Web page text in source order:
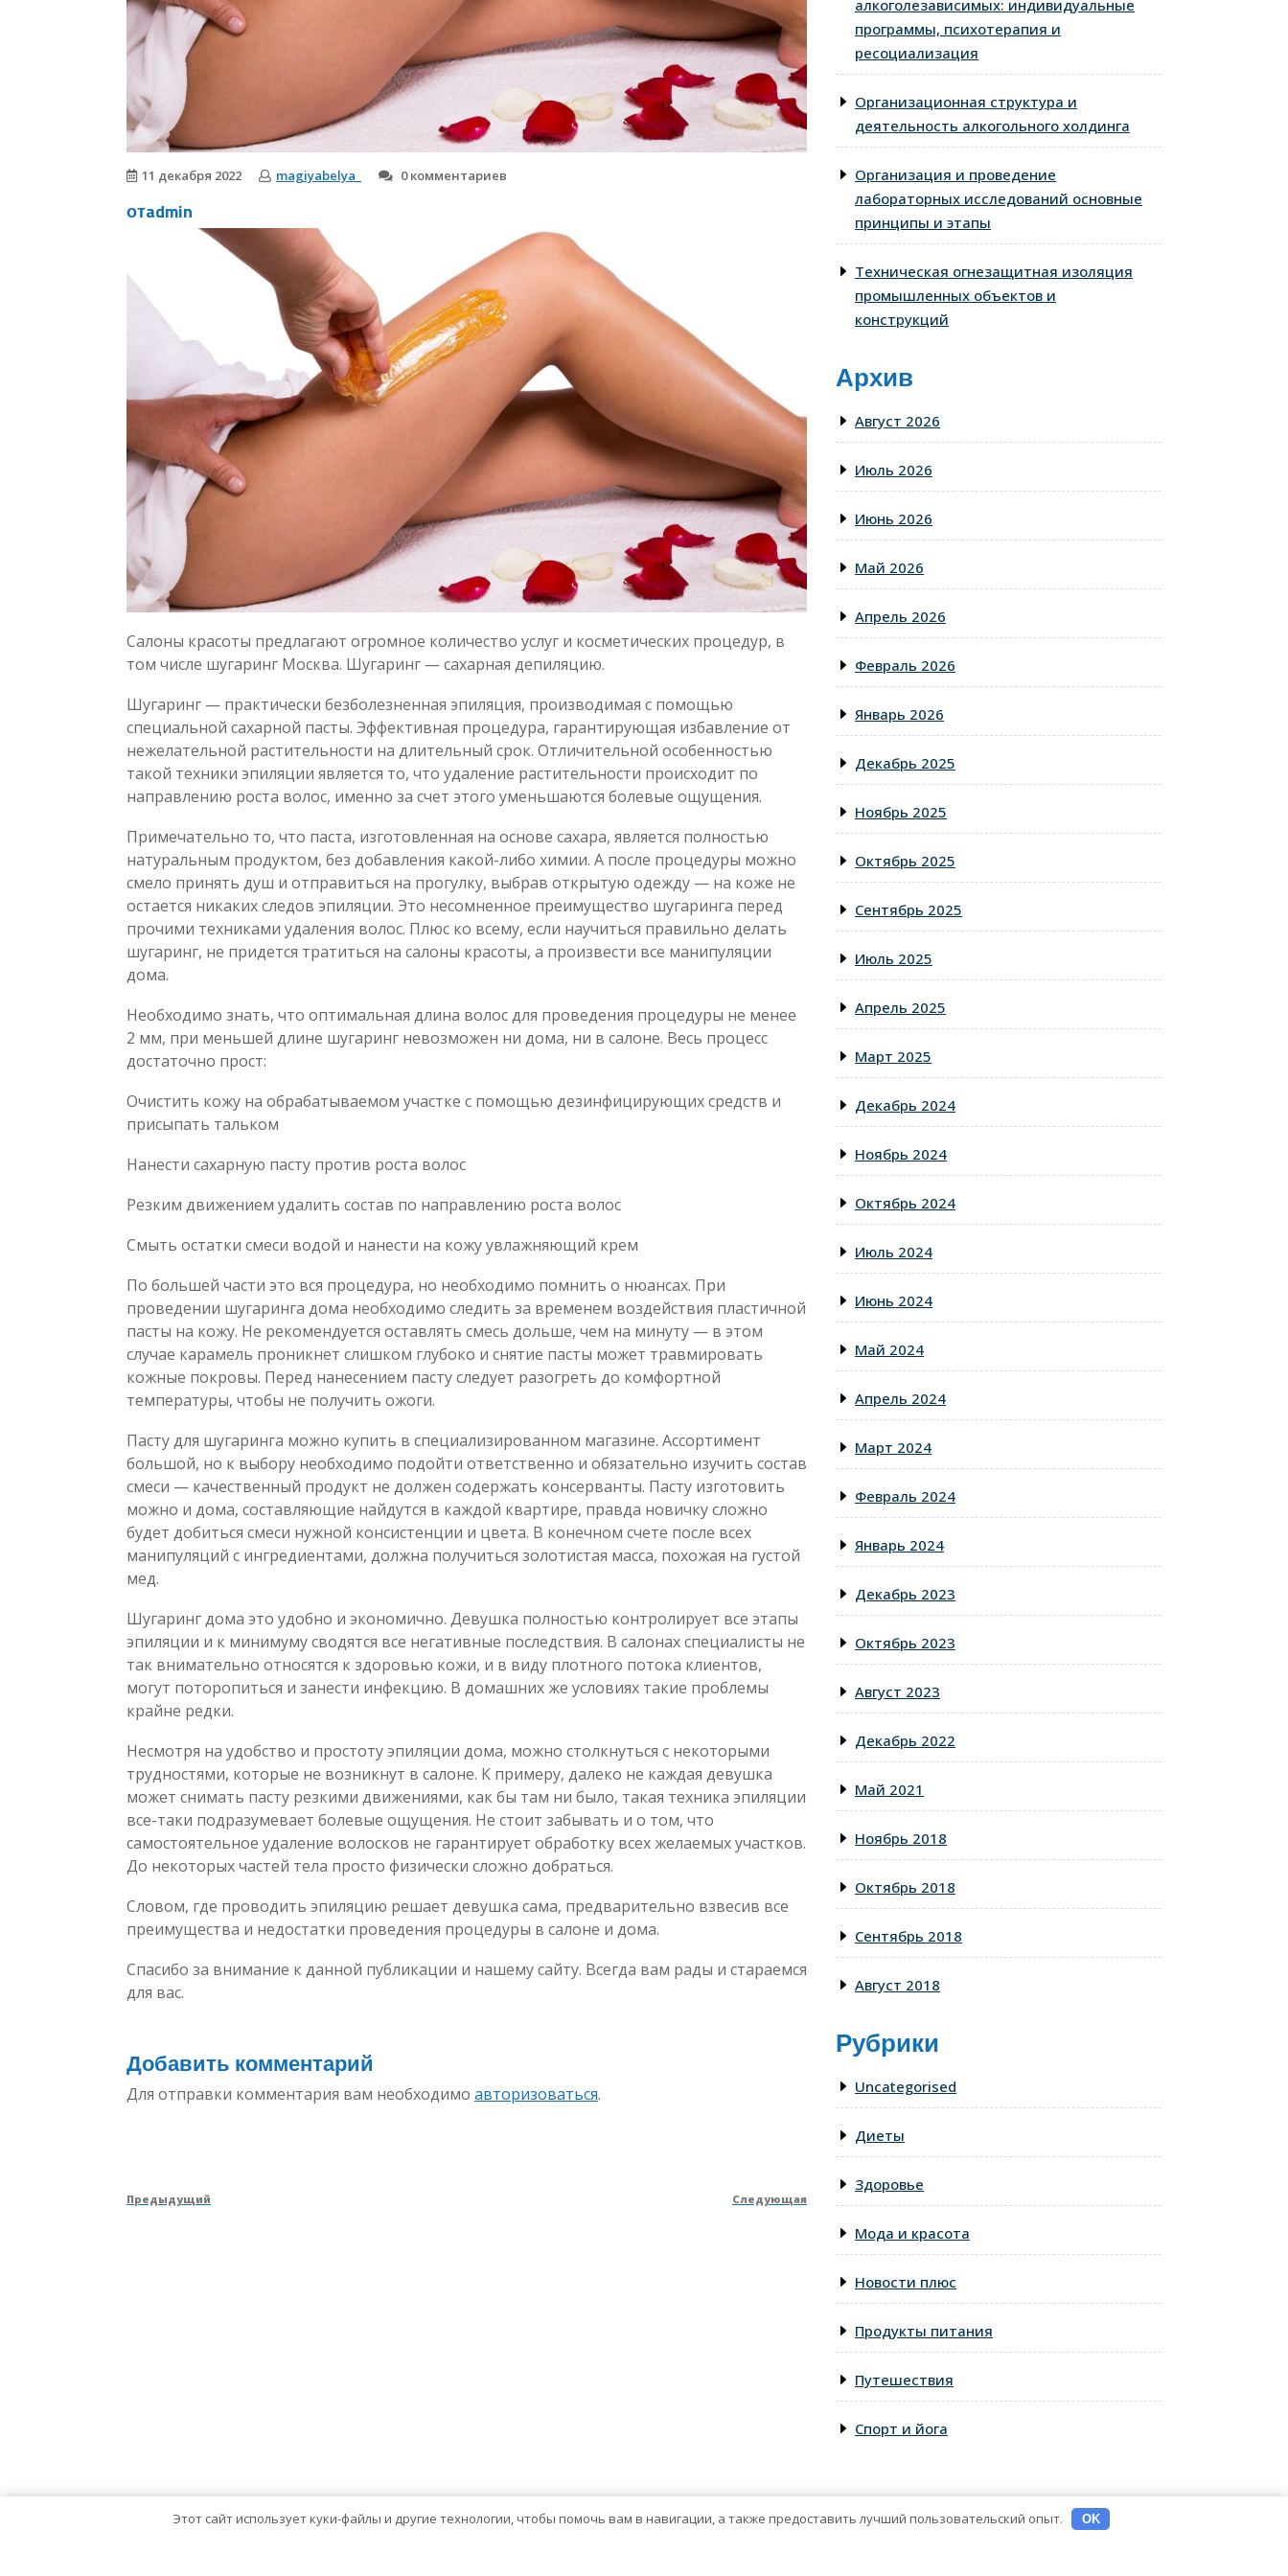
11 декабря 2022 magiyabelya_ 0 комментариев
отadmin
Салоны красоты предлагают огромное количество услуг и косметических процедур, в
том числе шугаринг Москва. Шугаринг — сахарная депиляцию.
Шугаринг — практически безболезненная эпиляция, производимая с помощью
специальной сахарной пасты. Эффективная процедура, гарантирующая избавление от
нежелательной растительности на длительный срок. Отличительной особенностью
такой техники эпиляции является то, что удаление растительности происходит по
направлению роста волос, именно за счет этого уменьшаются болевые ощущения.
Примечательно то, что паста, изготовленная на основе сахара, является полностью
натуральным продуктом, без добавления какой-либо химии. А после процедуры можно
смело принять душ и отправиться на прогулку, выбрав открытую одежду — на коже не
остается никаких следов эпиляции. Это несомненное преимущество шугаринга перед
прочими техниками удаления волос. Плюс ко всему, если научиться правильно делать
шугаринг, не придется тратиться на салоны красоты, а произвести все манипуляции
дома.
Необходимо знать, что оптимальная длина волос для проведения процедуры не менее
2 мм, при меньшей длине шугаринг невозможен ни дома, ни в салоне. Весь процесс
достаточно прост:
Очистить кожу на обрабатываемом участке с помощью дезинфицирующих средств и
присыпать тальком
Нанести сахарную пасту против роста волос
Резким движением удалить состав по направлению роста волос
Смыть остатки смеси водой и нанести на кожу увлажняющий крем
По большей части это вся процедура, но необходимо помнить о нюансах. При
проведении шугаринга дома необходимо следить за временем воздействия пластичной
пасты на кожу. Не рекомендуется оставлять смесь дольше, чем на минуту — в этом
случае карамель проникнет слишком глубоко и снятие пасты может травмировать
кожные покровы. Перед нанесением пасту следует разогреть до комфортной
температуры, чтобы не получить ожоги.
Пасту для шугаринга можно купить в специализированном магазине. Ассортимент
большой, но к выбору необходимо подойти ответственно и обязательно изучить состав
смеси — качественный продукт не должен содержать консерванты. Пасту изготовить
можно и дома, составляющие найдутся в каждой квартире, правда новичку сложно
будет добиться смеси нужной консистенции и цвета. В конечном счете после всех
манипуляций с ингредиентами, должна получиться золотистая масса, похожая на густой
мед.
Шугаринг дома это удобно и экономично. Девушка полностью контролирует все этапы
эпиляции и к минимуму сводятся все негативные последствия. В салонах специалисты не
так внимательно относятся к здоровью кожи, и в виду плотного потока клиентов,
могут поторопиться и занести инфекцию. В домашних же условиях такие проблемы
крайне редки.
Несмотря на удобство и простоту эпиляции дома, можно столкнуться с некоторыми
трудностями, которые не возникнут в салоне. К примеру, далеко не каждая девушка
может снимать пасту резкими движениями, как бы там ни было, такая техника эпиляции
все-таки подразумевает болевые ощущения. Не стоит забывать и о том, что
самостоятельное удаление волосков не гарантирует обработку всех желаемых участков.
До некоторых частей тела просто физически сложно добраться.
Словом, где проводить эпиляцию решает девушка сама, предварительно взвесив все
преимущества и недостатки проведения процедуры в салоне и дома.
Спасибо за внимание к данной публикации и нашему сайту. Всегда вам рады и стараемся
для вас.
Добавить комментарий
Для отправки комментария вам необходимо авторизоваться.
Навигация
по
Предыдущая
Предыдущий
Следующая
запись
Следующая
алкоголезависимых: индивидуальные
программы, психотерапия и
ресоциализация
Организационная структура и
деятельность алкогольного холдинга
Организация и проведение
лабораторных исследований основные
принципы и этапы
Техническая огнезащитная изоляция
промышленных объектов и
конструкций
Архив
Август 2026
Июль 2026
Июнь 2026
Май 2026
Апрель 2026
Февраль 2026
Январь 2026
Декабрь 2025
Ноябрь 2025
Октябрь 2025
Сентябрь 2025
Июль 2025
Апрель 2025
Март 2025
Декабрь 2024
Ноябрь 2024
Октябрь 2024
Июль 2024
Июнь 2024
Май 2024
Апрель 2024
Март 2024
Февраль 2024
Январь 2024
Декабрь 2023
Октябрь 2023
Август 2023
Декабрь 2022
Май 2021
Ноябрь 2018
Октябрь 2018
Сентябрь 2018
Август 2018
Рубрики
Uncategorised
Диеты
Здоровье
Мода и красота
Новости плюс
Продукты питания
Путешествия
Спорт и йога
Этот сайт использует куки-файлы и другие технологии, чтобы помочь вам в навигации, а также предоставить лучший пользовательский опыт. OK